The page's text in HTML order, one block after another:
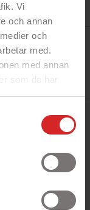
Vi
och annan
och
med.
med annan
som de har
som passar